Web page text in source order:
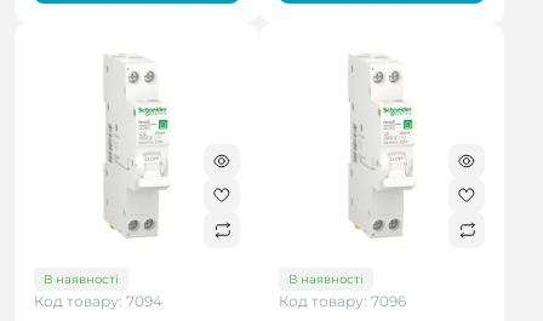
В наявності
Код товару: 7094
В наявності
Код товару: 7096